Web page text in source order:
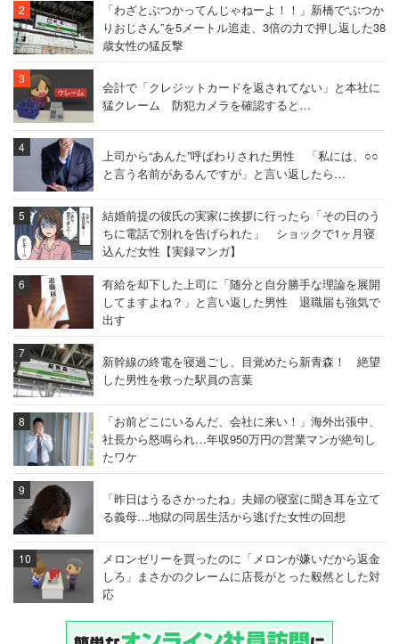
「わざとぶつかってんじゃねーよ！！」新橋で“ぶつか
りおじさん”を5メートル追走、3倍の力で押し返した38
歳女性の猛反撃
会計で「クレジットカードを返されてない」と本社に
猛クレーム 防犯カメラを確認すると…
上司から“あんた”呼ばわりされた男性 「私には、○○
と言う名前があるんですが」と言い返したら…
結婚前提の彼氏の実家に挨拶に行ったら「その日のう
ちに電話で別れを告げられた」 ショックで1ヶ月寝
込んだ女性【実録マンガ】
有給を却下した上司に「随分と自分勝手な理論を展開
してますよね？」と言い返した男性 退職届も強気で
出す
新幹線の終電を寝過ごし、目覚めたら新青森！ 絶望
した男性を救った駅員の言葉
「お前どこにいるんだ、会社に来い！」海外出張中、
社長から怒鳴られ…年収950万円の営業マンが絶句し
たワケ
「昨日はうるさかったね」夫婦の寝室に聞き耳を立て
る義母…地獄の同居生活から逃げた女性の回想
メロンゼリーを買ったのに「メロンが嫌いだから返金
しろ」まさかのクレームに店長がとった毅然とした対
応